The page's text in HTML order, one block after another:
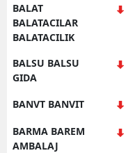
BALAT
BALATACILAR
BALATACILIK
BALSU BALSU
GIDA
BANVT BANVIT
BARMA BAREM
AMBALAJ